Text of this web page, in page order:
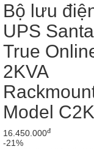
Bộ lưu
UPS
True
2KVA
Model
16.450.000đ
-21%